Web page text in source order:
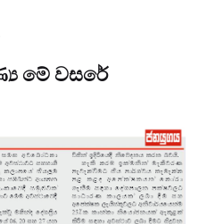
මේ වසරේ